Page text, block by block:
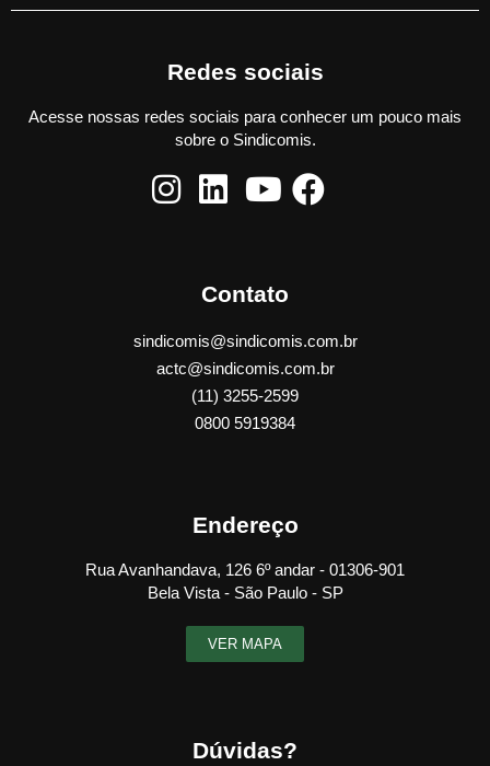
Redes sociais
Acesse nossas redes sociais para conhecer um pouco mais
sobre o Sindicomis.
Contato
sindicomis@sindicomis.com.br
actc@sindicomis.com.br
(11) 3255-2599
0800 5919384
Endereço
Rua Avanhandava, 126 6º andar - 01306-901
Bela Vista - São Paulo - SP
VER MAPA
Dúvidas?